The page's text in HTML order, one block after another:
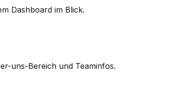
Dashboard im Blick.
uns-Bereich und Teaminfos.